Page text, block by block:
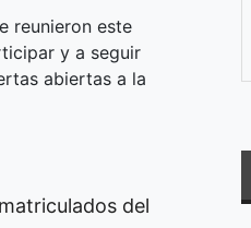
reunieron este
y a seguir
abiertas a la
del